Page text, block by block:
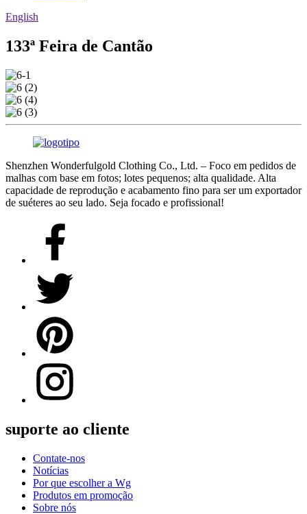
English
133ª Feira de Cantão
Shenzhen Wonderfulgold Clothing Co., Ltd. – Foco em pedidos de
malhas com base em fotos; lotes pequenos; alta qualidade. Alta
capacidade de reprodução e acabamento fino para ser um exportador
de suéteres ao seu lado. Seja focado e profissional!
suporte ao cliente
Contate-nos
Notícias
Por que escolher a Wg
Produtos em promoção
Sobre nós